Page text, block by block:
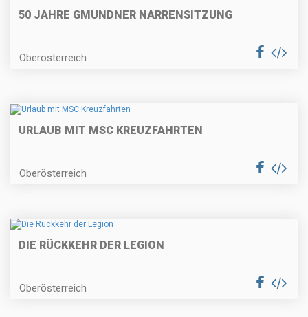
50 JAHRE GMUNDNER NARRENSITZUNG
Oberösterreich
URLAUB MIT MSC KREUZFAHRTEN
Oberösterreich
DIE RÜCKKEHR DER LEGION
Oberösterreich